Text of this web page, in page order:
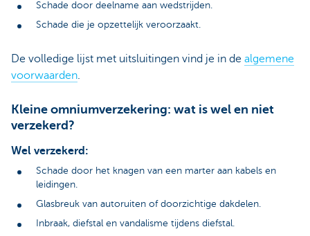
Schade door deelname aan wedstrijden.
Schade die je opzettelijk veroorzaakt.
De volledige lijst met uitsluitingen vind je in de algemene
voorwaarden.
Kleine omniumverzekering: wat is wel en niet
verzekerd?
Wel verzekerd:
Schade door het knagen van een marter aan kabels en
leidingen.
Glasbreuk van autoruiten of doorzichtige dakdelen.
Inbraak, diefstal en vandalisme tijdens diefstal.